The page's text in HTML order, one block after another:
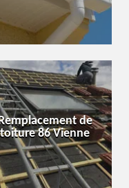
de
toiture 86 Vienne